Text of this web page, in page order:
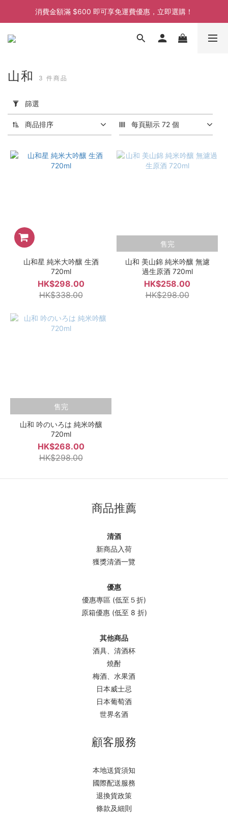
消費金額滿 $600 即可享免運費優惠，立即選購！
消費金額滿 $600 即可享免運費優惠，立即選購！
消費金額滿 $600 即可享免運費優惠，立即選購！
用
選
價格
山和 3 件商品
篩選
商品排序 每頁顯示 72 個
山和星 純米大吟釀 生酒
720ml
HK$298.00
HK$338.00
售完
山和 美山錦 純米吟釀 無濾
過生原酒 720ml
HK$258.00
HK$298.00
售完
山和 吟のいろは 純米吟釀
720ml
HK$268.00
HK$298.00
商品推薦
清酒
新商品入荷
獲獎清酒一覽
優惠
優惠專區 (低至５折)
原箱優惠 (低至 8 折)
其他商品
酒具、清酒杯
燒酎
梅酒、水果酒
日本威士忌
日本葡萄酒
世界名酒
顧客服務
本地送貨須知
國際配送服務
退換貨政策
條款及細則